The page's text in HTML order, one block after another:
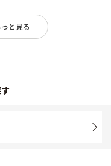
と見る